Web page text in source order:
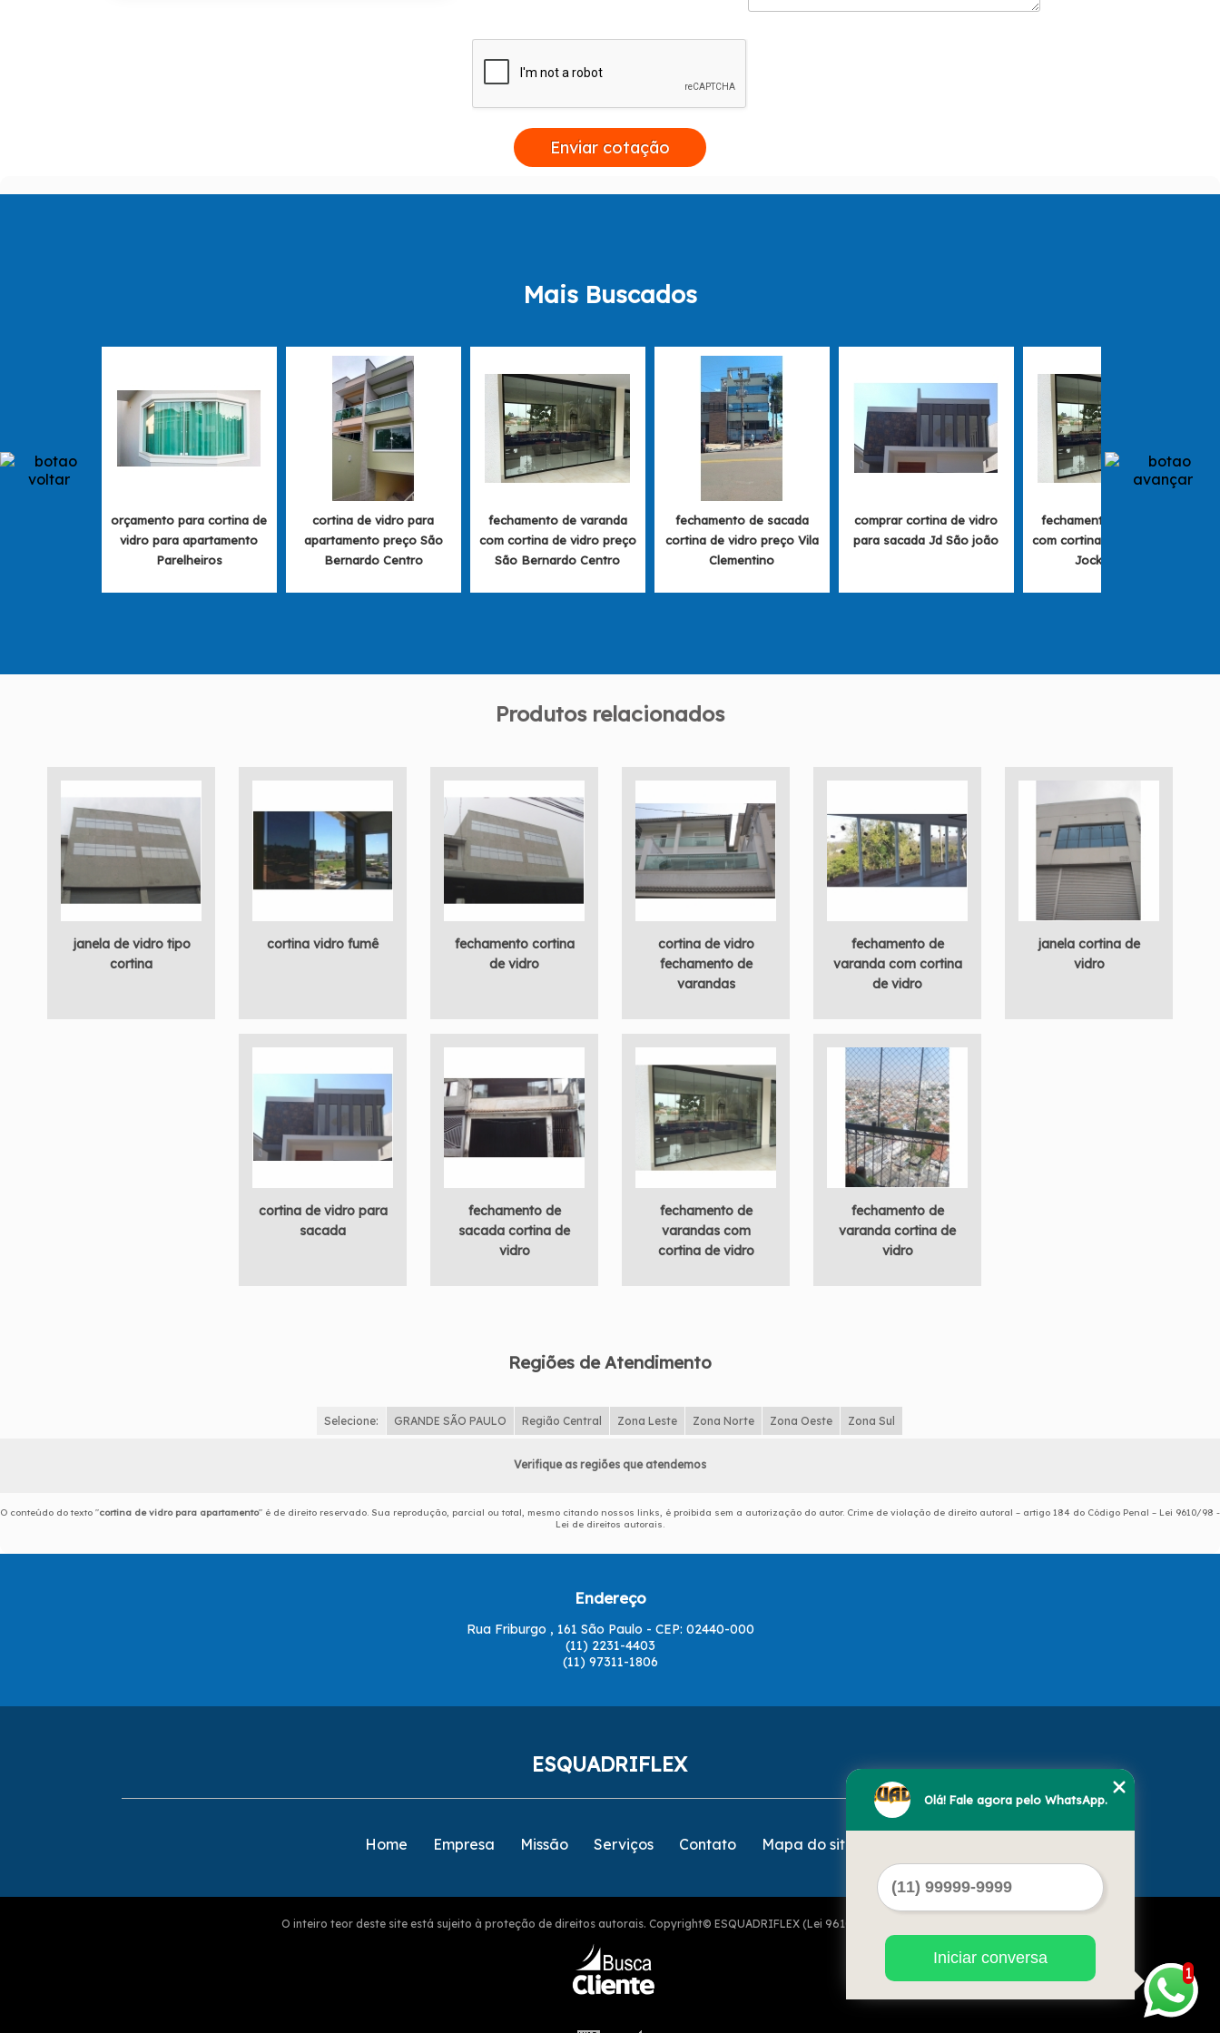
Esquadria de Alumínio;
Janela de Alumínio;
Janela de Lavanderia;
Para mais informações, entre em contato já!
Enviar cotação
Mais Buscados
orçamento para cortina de
vidro para apartamento
Parelheiros
cortina de vidro para
apartamento preço São
Bernardo Centro
fechamento de varanda
com cortina de vidro preço
São Bernardo Centro
fechamento de sacada
cortina de vidro preço Vila
Clementino
comprar cortina de vidro
para sacada Jd São joão
fechamento de varanda
com cortina de vidro preço
Jockey Club
Produtos relacionados
janela de vidro tipo
cortina
cortina vidro fumê
fechamento cortina
de vidro
cortina de vidro
fechamento de
varandas
fechamento de
varanda com cortina
de vidro
janela cortina de
vidro
cortina de vidro para
sacada
fechamento de
sacada cortina de
vidro
fechamento de
varandas com
cortina de vidro
fechamento de
varanda cortina de
vidro
Regiões de Atendimento
Selecione: GRANDE SÃO PAULO Região Central Zona Leste Zona Norte Zona Oeste Zona Sul
Verifique as regiões que atendemos
O conteúdo do texto "cortina de vidro para apartamento" é de direito reservado. Sua reprodução, parcial ou total, mesmo citando nossos links, é proibida sem a autorização do autor. Crime de violação de direito autoral – artigo 184 do Código Penal – Lei 9610/98 -
Lei de direitos autorais.
Endereço
Rua Friburgo , 161 São Paulo - CEP: 02440-000
(11) 2231-4403
(11) 97311-1806
ESQUADRIFLEX
Home Empresa Missão Serviços Contato Mapa do site
O inteiro teor deste site está sujeito à proteção de direitos autorais. Copyright© ESQUADRIFLEX (Lei 9610 de 19/02/1998)
1
Olá! Fale agora pelo WhatsApp.
Iniciar conversa